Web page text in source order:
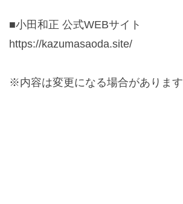
■小田和正 公式WEBサイト
https://kazumasaoda.site/
※内容は変更になる場合があります